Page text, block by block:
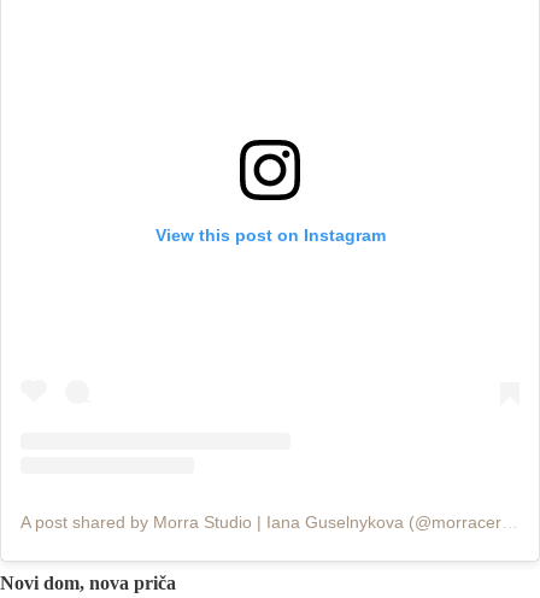
View this post on Instagram
A post shared by Morra Studio | Iana Guselnykova (@morraceramics)
Novi dom, nova priča